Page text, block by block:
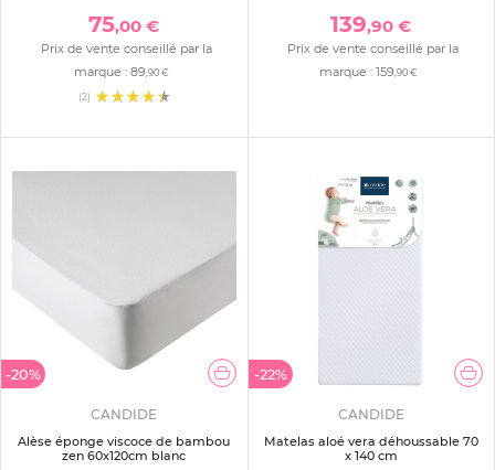
75,00 €
Prix de vente conseillé par la
marque :89 ,90 €
(2)
139,90 €
Prix de vente conseillé par la
marque :159 ,90 €
-20%
CANDIDE
Alèse éponge viscoce de bambou
zen 60x120cm blanc
-22%
CANDIDE
Matelas aloé vera déhoussable 70
x 140 cm